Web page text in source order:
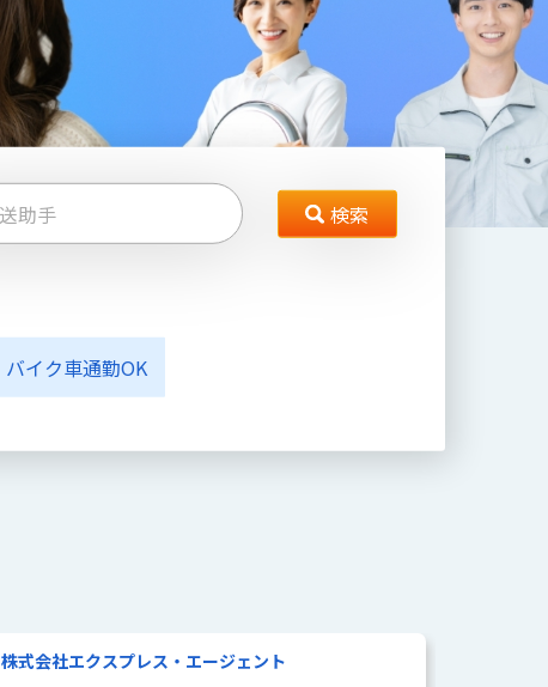
検索
バイク車通勤OK
株式会社エクスプレス・エージェント